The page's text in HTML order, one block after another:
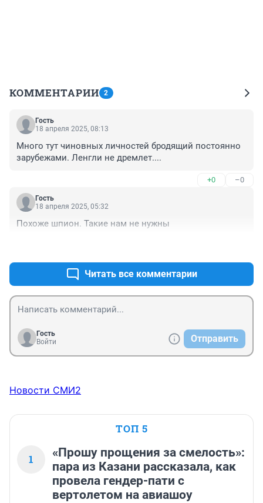
КОММЕНТАРИИ 2
Гость
18 апреля 2025, 08:13
Много тут чиновных личностей бродящий постоянно
зарубежами. Ленгли не дремлет....
+0 –0
Гость
18 апреля 2025, 05:32
Похоже шпион. Такие нам не нужны
Читать все комментарии
Гость
Войти
Отправить
Новости СМИ2
ТОП 5
1
«Прошу прощения за смелость»:
пара из Казани рассказала, как
провела гендер-пати с
вертолетом на авиашоу